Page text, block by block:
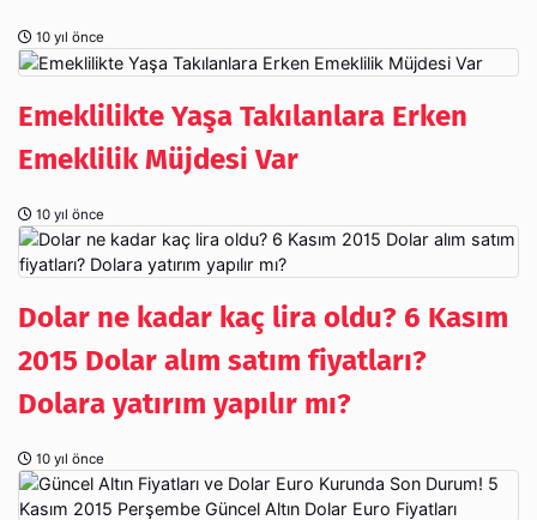
10 yıl önce
Emeklilikte Yaşa Takılanlara Erken
Emeklilik Müjdesi Var
10 yıl önce
Dolar ne kadar kaç lira oldu? 6 Kasım
2015 Dolar alım satım fiyatları?
Dolara yatırım yapılır mı?
10 yıl önce